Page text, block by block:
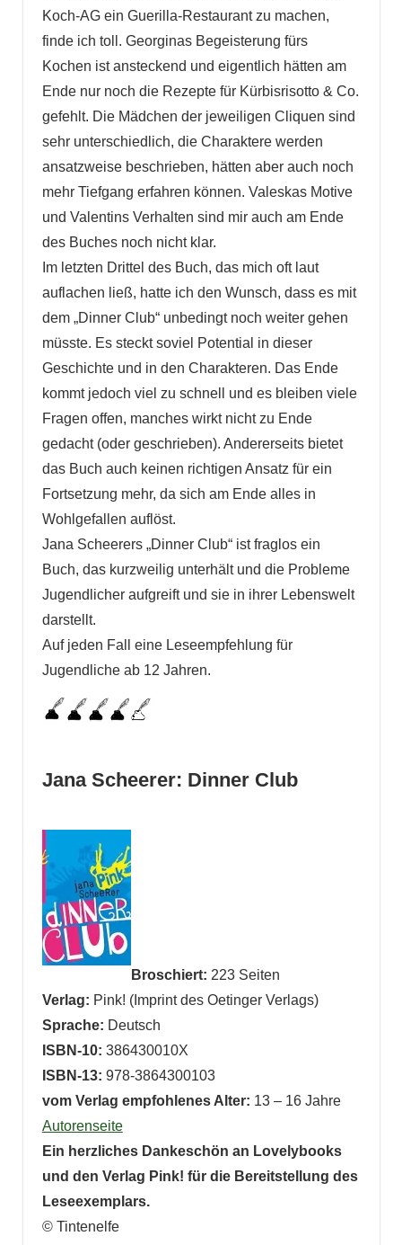
Koch-AG ein Guerilla-Restaurant zu machen,
finde ich toll. Georginas Begeisterung fürs
Kochen ist ansteckend und eigentlich hätten am
Ende nur noch die Rezepte für Kürbisrisotto & Co.
gefehlt. Die Mädchen der jeweiligen Cliquen sind
sehr unterschiedlich, die Charaktere werden
ansatzweise beschrieben, hätten aber auch noch
mehr Tiefgang erfahren können. Valeskas Motive
und Valentins Verhalten sind mir auch am Ende
des Buches noch nicht klar.
Im letzten Drittel des Buch, das mich oft laut
auflachen ließ, hatte ich den Wunsch, dass es mit
dem „Dinner Club“ unbedingt noch weiter gehen
müsste. Es steckt soviel Potential in dieser
Geschichte und in den Charakteren. Das Ende
kommt jedoch viel zu schnell und es bleiben viele
Fragen offen, manches wirkt nicht zu Ende
gedacht (oder geschrieben). Andererseits bietet
das Buch auch keinen richtigen Ansatz für ein
Fortsetzung mehr, da sich am Ende alles in
Wohlgefallen auflöst.
Jana Scheerers „Dinner Club“ ist fraglos ein
Buch, das kurzweilig unterhält und die Probleme
Jugendlicher aufgreift und sie in ihrer Lebenswelt
darstellt.
Auf jeden Fall eine Leseempfehlung für
Jugendliche ab 12 Jahren.
Jana Scheerer: Dinner Club
Broschiert: 223 Seiten
Verlag: Pink! (Imprint des Oetinger Verlags)
Sprache: Deutsch
ISBN-10: 386430010X
ISBN-13: 978-3864300103
vom Verlag empfohlenes Alter: 13 – 16 Jahre
Autorenseite
Ein herzliches Dankeschön an Lovelybooks
und den Verlag Pink! für die Bereitstellung des
Leseexemplars.
© Tintenelfe